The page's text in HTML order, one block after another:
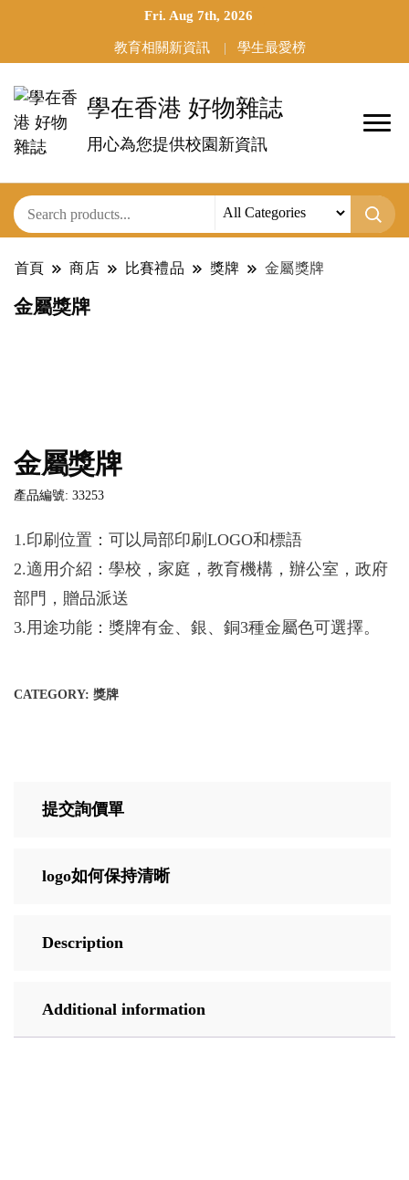
Fri. Aug 7th, 2026
教育相關新資訊 學生最愛榜
學在香港 好物雜誌
用心為您提供校園新資訊
首頁 商店 比賽禮品 獎牌 金屬獎牌
金屬獎牌
金屬獎牌
產品編號: 33253
1.印刷位置：可以局部印刷LOGO和標語
2.適用介紹：學校，家庭，教育機構，辦公室，政府
部門，贈品派送
3.用途功能：獎牌有金、銀、銅3種金屬色可選擇。
CATEGORY: 獎牌
提交詢價單
logo如何保持清晰
Description
Additional information